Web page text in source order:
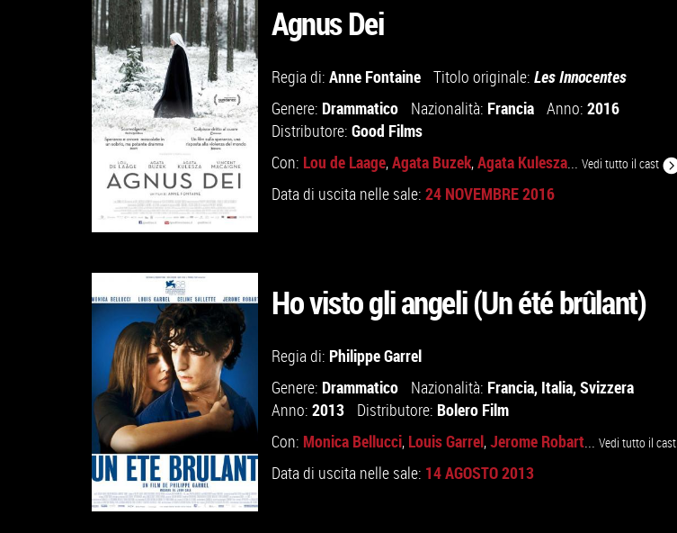
GUARDA IL TRAILER
VAI ALLA SCHEDA
GUARDA IL TRAILER
VAI ALLA SCHEDA
Agnus Dei
Regia di: Anne Fontaine Titolo originale: Les Innocentes
Genere: Drammatico Nazionalità: Francia Anno: 2016
Distributore: Good Films
Con: Lou de Laage,Agata Buzek,Agata Kulesza... Vedi tutto il cast
Data di uscita nelle sale: 24 NOVEMBRE 2016
Ho visto gli angeli (Un été brûlant)
Regia di: Philippe Garrel
Genere: Drammatico Nazionalità: Francia, Italia,Svizzera
Anno: 2013 Distributore: Bolero Film
Con: Monica Bellucci, Louis Garrel,Jerome Robart... Vedi tutto il cast
Data di uscita nelle sale: 14 AGOSTO 2013